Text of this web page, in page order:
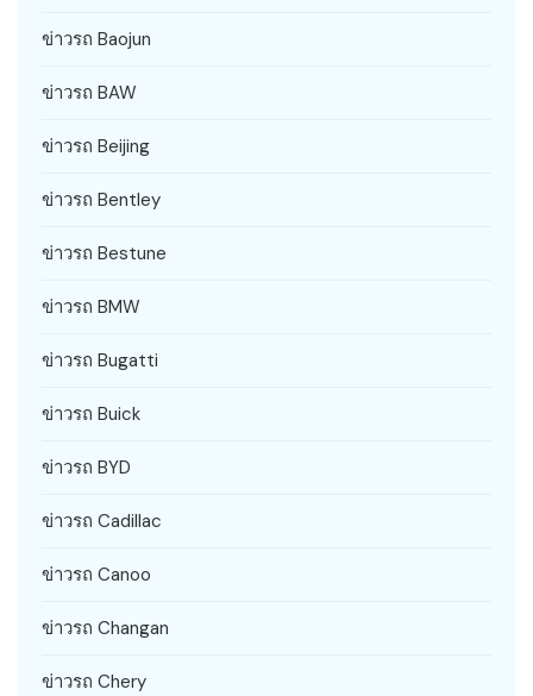
ข่าวรถ Baojun
ข่าวรถ BAW
ข่าวรถ Beijing
ข่าวรถ Bentley
ข่าวรถ Bestune
ข่าวรถ BMW
ข่าวรถ Bugatti
ข่าวรถ Buick
ข่าวรถ BYD
ข่าวรถ Cadillac
ข่าวรถ Canoo
ข่าวรถ Changan
ข่าวรถ Chery